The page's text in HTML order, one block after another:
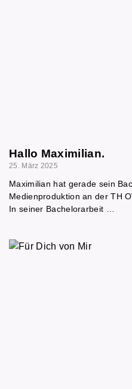
Hallo Maximilian.
25. März 2025
Maximilian hat gerade sein
Medienproduktion an der TH
In seiner Bachelorarbeit …